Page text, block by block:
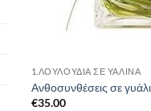
1.ΛΟΥΛΟΎΔΙΑ ΣΈ ΥΆΛΙΝΑ
Ανθοσυνθέσεις σε
€35.00